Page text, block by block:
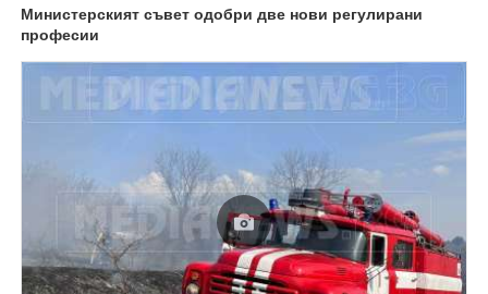
Министерският съвет одобри две нови регулирани
професии